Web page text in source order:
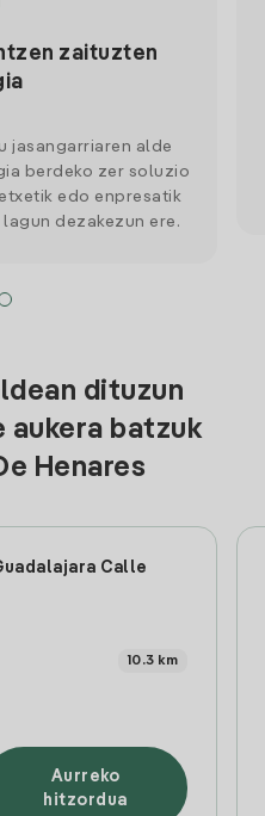
zaituzten
jasangarriaren alde
berdeko zer soluzio
edo enpresatik
dezakezun ere.
dituzun
aukera batzuk
Henares
Calle
10.3 km
Aurreko
hitzordua